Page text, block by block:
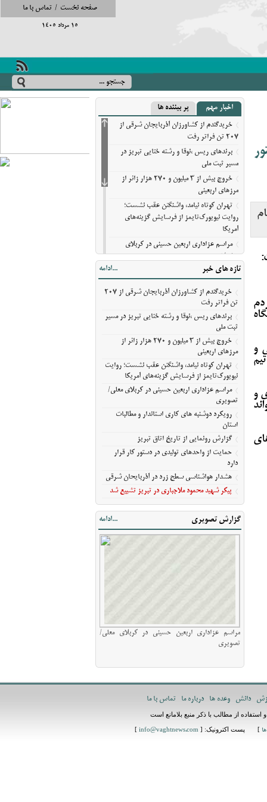
صفحه نخست / تماس با ما
15 مرداد 1405
و
و
اخبار مهم پر بیننده ها
خریدگندم از کشاورزان آذربایجان شرقی از
207 تن فراتر رفت
برندهای ریس ،‌نوقا و رشته ختایی تبریز در
مسیر ثبت ملی
خروج بیش از ۳ میلیون و ۲۷۰ هزار زائر از
مرزهای اربعینی
تهران کوتاه نیامد، واشنگتن عقب نشست؛
روایت نیویورک‌تایمز از فرسایش گزینه‌های
آمریکا
مراسم عزاداری اربعین حسینی در کربلای
معلی/تصویری
رویکرد دوشنبه های کاری استاندار و مطالبات
گزارش رونمایی از تاریخ اتاق تبریز
حمایت از واحدهای تولیدی در دستور کار قرار
دارد
هشدار هواشناسی سطح زرد در آذربایحان
شرقی
پیکر شهید محمود ملاجباری در تبریز تشییع شد
تازه های خبر ...ادامه
خریدگندم از کشاورزان آذربایجان شرقی از 207
تن فراتر رفت
برندهای ریس ،‌نوقا و رشته ختایی تبریز در مسیر
ثبت ملی
خروج بیش از ۳ میلیون و ۲۷۰ هزار زائر از
مرزهای اربعینی
تهران کوتاه نیامد، واشنگتن عقب نشست؛ روایت
نیویورک‌تایمز از فرسایش گزینه‌های آمریکا
مراسم عزاداری اربعین حسینی در کربلای معلی/
تصویری
رویکرد دوشنبه های کاری استاندار و مطالبات
استان
گزارش رونمایی از تاریخ اتاق تبریز
حمایت از واحدهای تولیدی در دستور کار قرار
دارد
هشدار هواشناسی سطح زرد در آذربایحان شرقی
پیکر شهید محمود ملاجباری در تبریز تشییع شد
گزارش تصویری ...ادامه
مراسم عزاداری اربعین حسینی در کربلای معلی/
تصویری
دانش وعده ها درباره ما تماس با ما
از مطالب با ذکر منبع بلامانع است
] پست اکترونیک: [ info@vaghtnews.com
]